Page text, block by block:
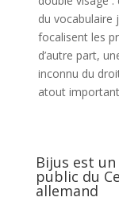
du vocabulaire
focalisent les
d’autre part,
inconnu du
atout
Bijus est
public du
allemand